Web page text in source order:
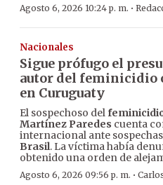
Agosto 6, 2026 10:24 p. m. ·
Nacionales
Sigue prófugo el
autor del feminicidio
en Curuguaty
El sospechoso del
Martínez Paredes cuenta
internacional ante
Brasil. La víctima había
obtenido una orden de
Agosto 6, 2026 09:56 p. m. ·